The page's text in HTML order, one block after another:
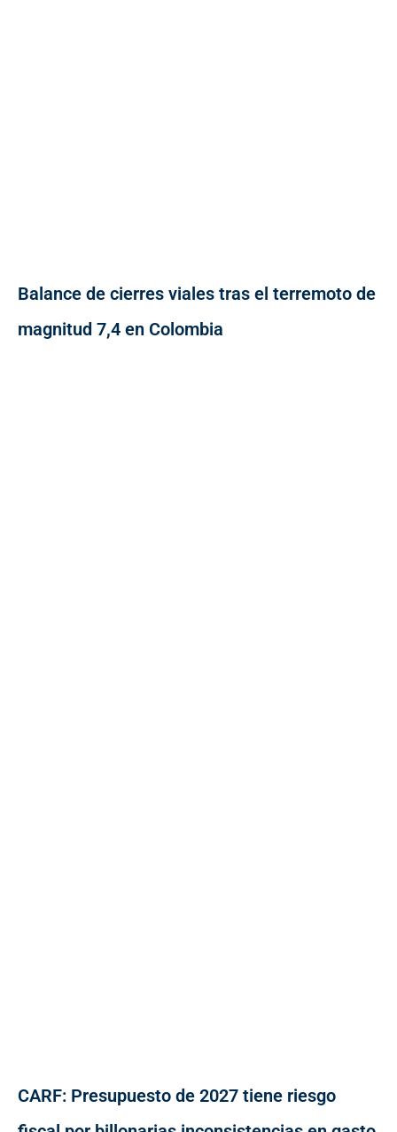
Balance de cierres viales tras el terremoto de
magnitud 7,4 en Colombia
CARF: Presupuesto de 2027 tiene riesgo